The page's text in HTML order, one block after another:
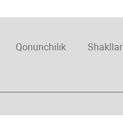
Qonunchilik Shakllar